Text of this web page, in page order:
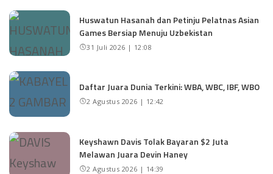
Huswatun Hasanah dan Petinju Pelatnas Asian
Games Bersiap Menuju Uzbekistan
31 Juli 2026 | 12:08
Daftar Juara Dunia Terkini: WBA, WBC, IBF, WBO
2 Agustus 2026 | 12:42
Keyshawn Davis Tolak Bayaran $2 Juta
Melawan Juara Devin Haney
2 Agustus 2026 | 14:39